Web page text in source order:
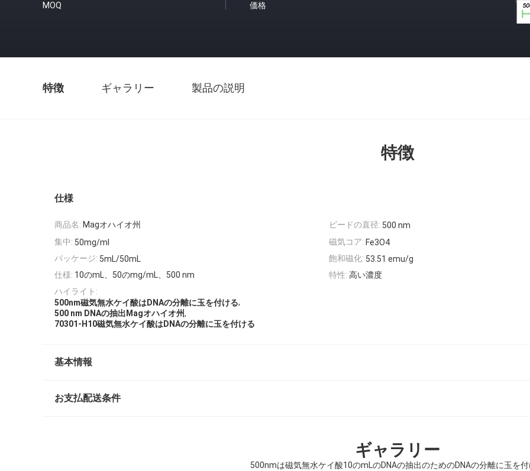
MOQ 価格
特徴 ギャラリー 製品の説明
特徴
仕様
商品名: Magオハイオ州 ビードの直径: 500 nm
集中: 50mg/ml 磁気コア: Fe3O4
パッケージ: 5mL/50mL 飽和磁化: 53.51 emu/g
仕様: 10のmL、50のmg/mL、500 nm 特性: 高い濃度
ハイライト:
500nm磁気無水ケイ酸はDNAの分離に玉を付ける,
500 nm DNAの抽出Magオハイオ州,
70301-H10磁気無水ケイ酸はDNAの分離に玉を付ける
基本情報
お支払配送条件
ギャラリー
500nmは磁気無水ケイ酸10のmLのDNAの抽出のためのDNAの分離に玉を